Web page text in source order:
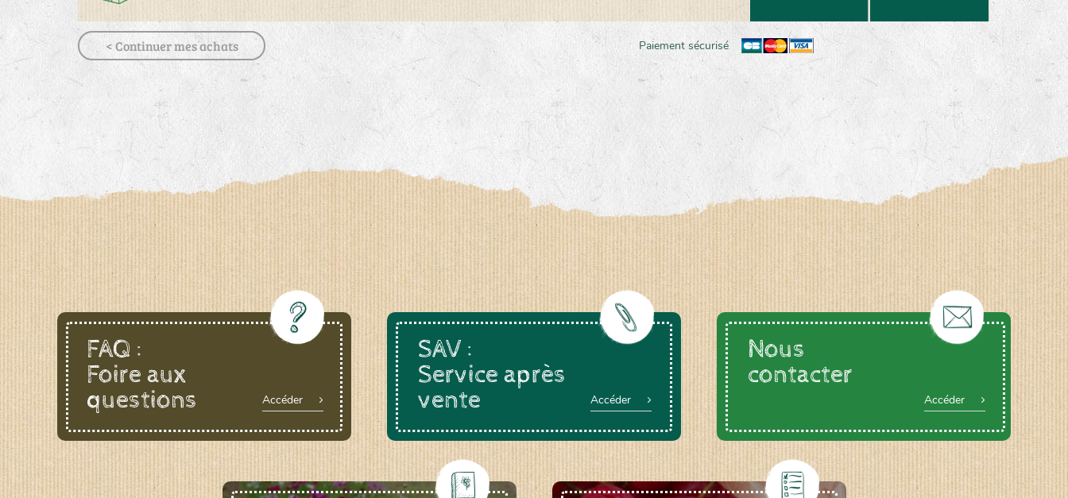
< Continuer mes achats Paiement sécurisé
FAQ :
Foire aux
questions
Accéder
SAV :
Service après
vente
Accéder
Nous
contacter
Accéder